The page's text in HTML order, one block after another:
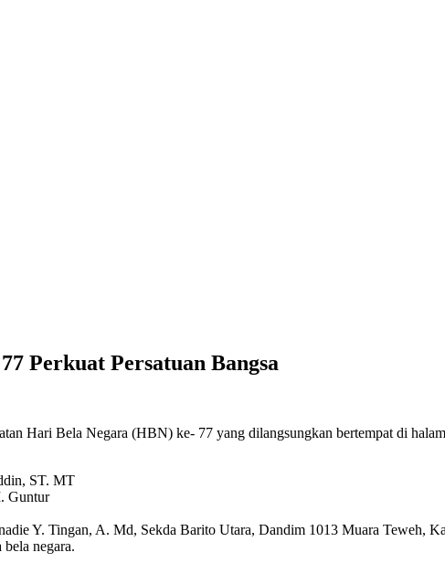
Perkuat Persatuan Bangsa
Hari Bela Negara (HBN) ke- 77 yang dilangsungkan bertempat di
ST. MT
Guntur
Y. Tingan, A. Md, Sekda Barito Utara, Dandim 1013 Muara Teweh,
negara.